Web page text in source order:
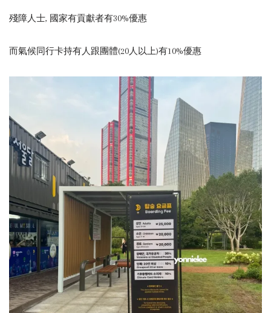
殘障人士, 國家有貢獻者有30%優惠
而氣候同行卡持有人跟團體(20人以上)有10%優惠